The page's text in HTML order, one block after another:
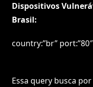
Dispositivos
Brasil:
country:”br”
Essa query busca